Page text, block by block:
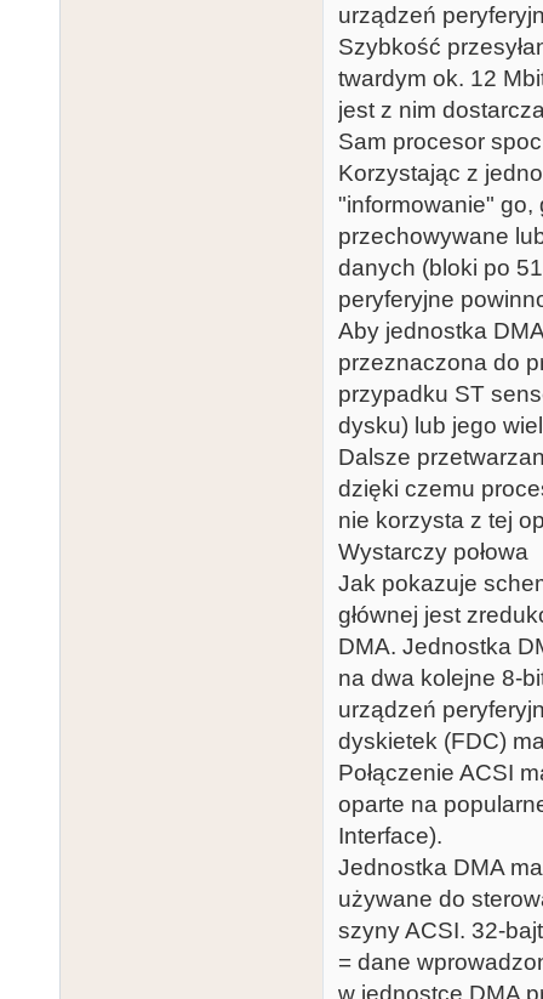
urządzeń
Szybkość
twardym ok. 12
jest z nim
Sam procesor
Korzystając z
"informowanie" go,
przechowywane
danych (bloki po
peryferyjne
Aby jednostka
przeznaczona do
przypadku ST
dysku) lub jego
Dalsze
dzięki czemu
nie korzysta z tej
Wystarczy połowa
Jak pokazuje
głównej jest
DMA. Jednostka
na dwa kolejne 8-
urządzeń
dyskietek (FDC)
Połączenie ACSI
oparte na
Interface).
Jednostka DMA
używane do
szyny ACSI. 32-
= dane
w jednostce DMA